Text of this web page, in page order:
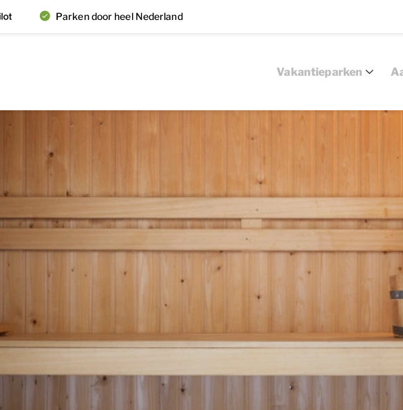
Parken door heel Nederland
Vakantieparken